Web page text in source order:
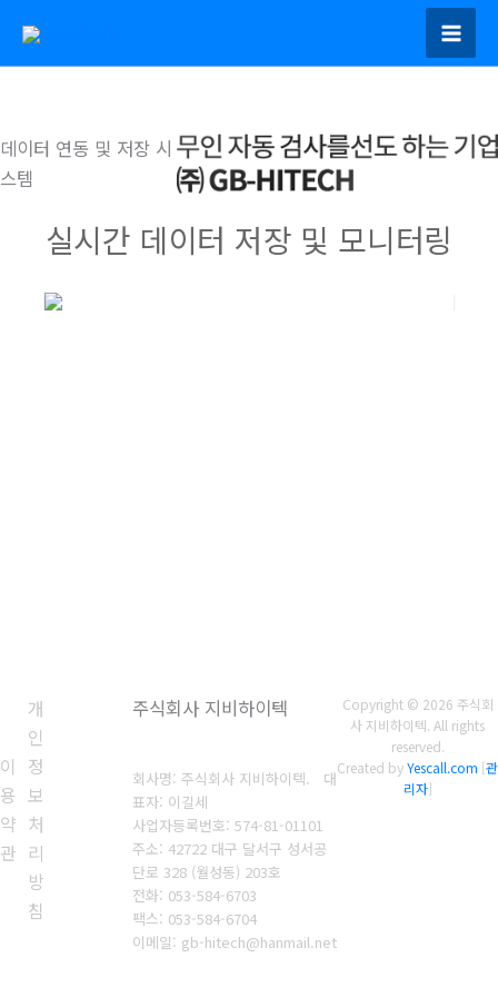
츠
건
너
뛰
데이터 연동 및 저장 시
스템
실시간 데이터 저장 및 모니터링
이
용
약
관
개
인
정
보
처
리
방
침
주식회사 지비하이텍
회사명: 주식회사 지비하이텍. 대
표자: 이길세
사업자등록번호: 574-81-01101
주소: 42722 대구 달서구 성서공
단로 328 (월성동) 203호
전화: 053-584-6703
팩스: 053-584-6704
이메일: gb-hitech@hanmail.net
Copyright © 2026 주식회
사 지비하이텍. All rights
reserved.
Created byYescall.com [관
리자]